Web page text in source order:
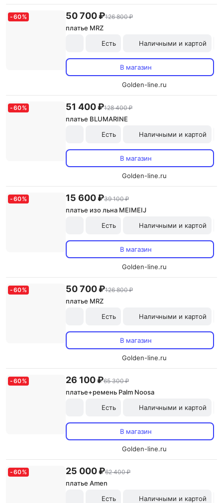
-60% 50 700 ₽126 800 ₽
платье MRZ
Есть
Наличными и картой
В магазин
Golden-line.ru
-60% 51 400 ₽128 400 ₽
платье BLUMARINE
Есть
Наличными и картой
В магазин
Golden-line.ru
-60% 15 600 ₽39 100 ₽
платье изо льна MEIMEIJ
Есть
Наличными и картой
В магазин
Golden-line.ru
-60% 50 700 ₽126 800 ₽
платье MRZ
Есть
Наличными и картой
В магазин
Golden-line.ru
-60% 26 100 ₽65 300 ₽
платье+ремень Palm Noosa
Есть
Наличными и картой
В магазин
Golden-line.ru
-60% 25 000 ₽62 400 ₽
платье Amen
Есть
Наличными и картой